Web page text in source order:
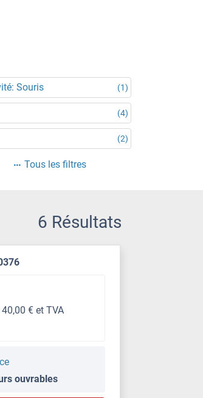
Souris (1)
(4)
(2)
Tous les filtres
6 Résultats
€ et TVA
ouvrables